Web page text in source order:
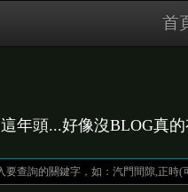
首
這年頭...好像沒BLOG真